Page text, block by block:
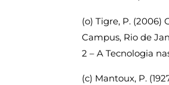
(o) Tigre, P. (2006)
Campus, Rio de
2 – A Tecnologia
(c) Mantoux, P.